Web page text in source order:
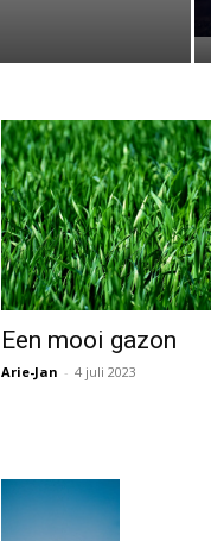
Een mooi gazon
Arie-Jan - 4 juli 2023